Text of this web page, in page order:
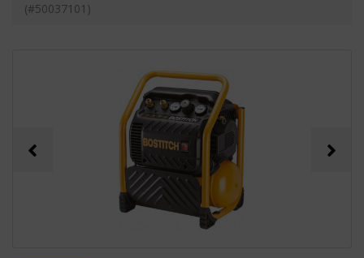
(#50037101)